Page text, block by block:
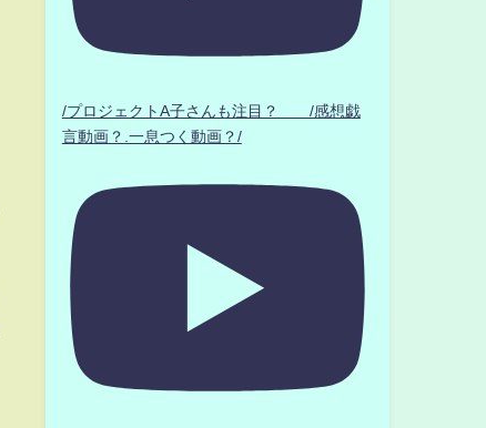
/プロジェクトA子さんも注目？ /感想戯
言動画？.一息つく動画？/